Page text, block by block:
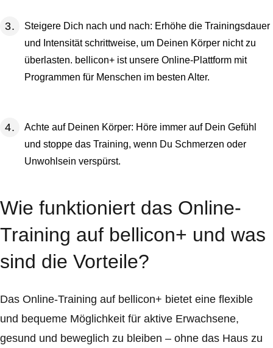
Steigere Dich nach und nach: Erhöhe die Trainingsdauer
und Intensität schrittweise, um Deinen Körper nicht zu
überlasten. bellicon+ ist unsere Online-Plattform mit
Programmen für Menschen im besten Alter.
Achte auf Deinen Körper: Höre immer auf Dein Gefühl
und stoppe das Training, wenn Du Schmerzen oder
Unwohlsein verspürst.
Wie funktioniert das Online-
Training auf bellicon+ und was
sind die Vorteile?
Das Online-Training auf bellicon+ bietet eine flexible
und bequeme Möglichkeit für aktive Erwachsene,
gesund und beweglich zu bleiben – ohne das Haus zu